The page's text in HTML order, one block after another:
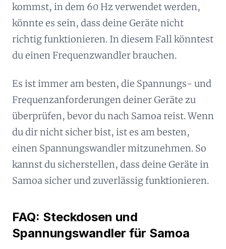
kommst, in dem 60 Hz verwendet werden,
könnte es sein, dass deine Geräte nicht
richtig funktionieren. In diesem Fall könntest
du einen Frequenzwandler brauchen.
Es ist immer am besten, die Spannungs- und
Frequenzanforderungen deiner Geräte zu
überprüfen, bevor du nach Samoa reist. Wenn
du dir nicht sicher bist, ist es am besten,
einen Spannungswandler mitzunehmen. So
kannst du sicherstellen, dass deine Geräte in
Samoa sicher und zuverlässig funktionieren.
FAQ: Steckdosen und
Spannungswandler für Samoa